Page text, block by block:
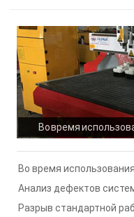
Во время
неполадки и
Во время
решений данных проблем
Анализ дефектов
гравировальной машины
Разрыв стандартной